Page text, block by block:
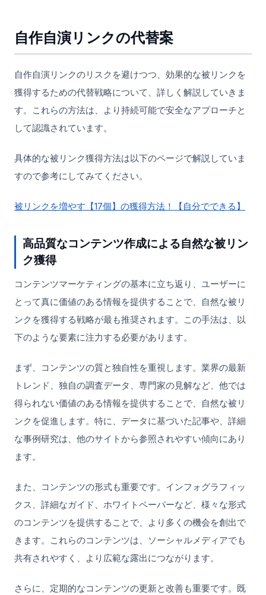
自作自演リンクの代替案
自作自演リンクのリスクを避けつつ、効果的な被リンクを
獲得するための代替戦略について、詳しく解説していきま
す。これらの方法は、より持続可能で安全なアプローチと
して認識されています。
具体的な被リンク獲得方法は以下のページで解説していま
すので参考にしてみてください。
被リンクを増やす【17個】の獲得方法！【自分でできる】
高品質なコンテンツ作成による自然な被リン
ク獲得
コンテンツマーケティングの基本に立ち返り、ユーザーに
とって真に価値のある情報を提供することで、自然な被リ
ンクを獲得する戦略が最も推奨されます。この手法は、以
下のような要素に注力する必要があります。
まず、コンテンツの質と独自性を重視します。業界の最新
トレンド、独自の調査データ、専門家の見解など、他では
得られない価値のある情報を提供することで、自然な被リ
ンクを促進します。特に、データに基づいた記事や、詳細
な事例研究は、他のサイトから参照されやすい傾向にあり
ます。
また、コンテンツの形式も重要です。インフォグラフィッ
クス、詳細なガイド、ホワイトペーパーなど、様々な形式
のコンテンツを提供することで、より多くの機会を創出で
きます。これらのコンテンツは、ソーシャルメディアでも
共有されやすく、より広範な露出につながります。
さらに、定期的なコンテンツの更新と改善も重要です。既